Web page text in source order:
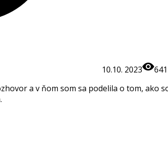
10.10. 2023
a v ňom som sa podelila o tom, ako